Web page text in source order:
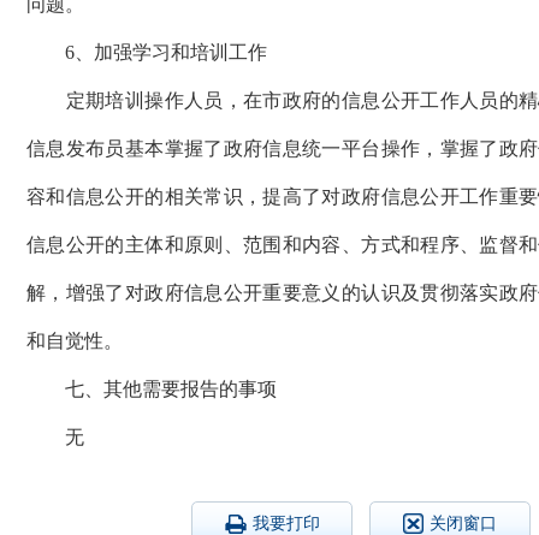
问题。
6、加强学习和培训工作
定期培训操作人员，在市政府的信息公开工作人员的精
信息发布员基本掌握了政府信息统一平台操作，掌握了政
容和信息公开的相关常识，提高了对政府信息公开工作重
信息公开的主体和原则、范围和内容、方式和程序、监督
解，增强了对政府信息公开重要意义的认识及贯彻落实政
和自觉性。
七、其他需要报告的事项
无
我要打印 关闭窗口